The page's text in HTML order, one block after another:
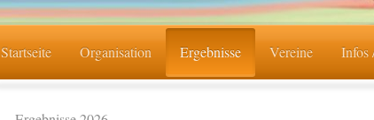
Startseite Organisation Ergebnisse Vereine Infos